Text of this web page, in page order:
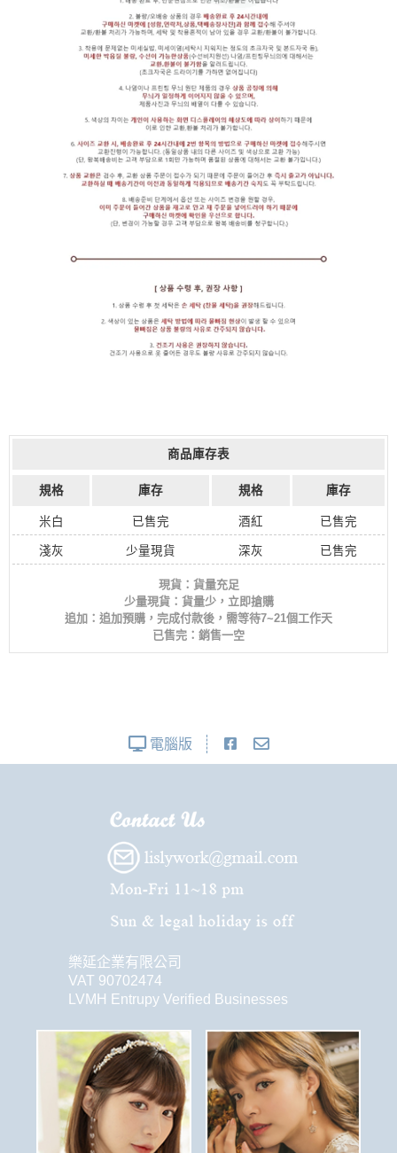
商品庫存表
規格 庫存 規格 庫存
米白 已售完 酒紅 已售完
淺灰 少量現貨 深灰 已售完
現貨：貨量充足
少量現貨：貨量少，立即搶購
追加：追加預購，完成付款後，需等待7~21個工作天
已售完：銷售一空
電腦版
樂延企業有限公司
VAT 90702474
LVMH Entrupy Verified Businesses